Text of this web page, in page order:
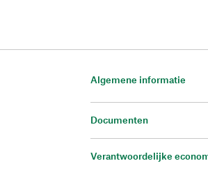
Algemene informatie
Documenten
Verantwoordelijke